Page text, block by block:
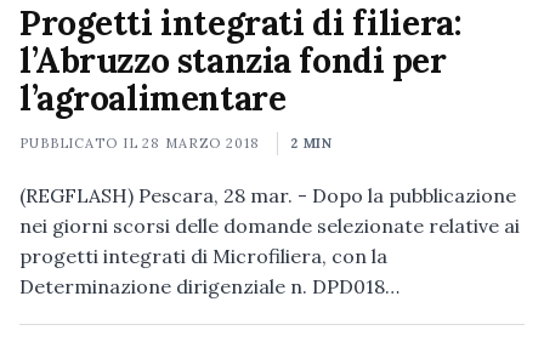
Progetti integrati di filiera:
l’Abruzzo stanzia fondi per
l’agroalimentare
PUBBLICATO IL28 MARZO 2018 2 MIN
(REGFLASH) Pescara, 28 mar. - Dopo la pubblicazione
nei giorni scorsi delle domande selezionate relative ai
progetti integrati di Microfiliera, con la
Determinazione dirigenziale n. DPD018…